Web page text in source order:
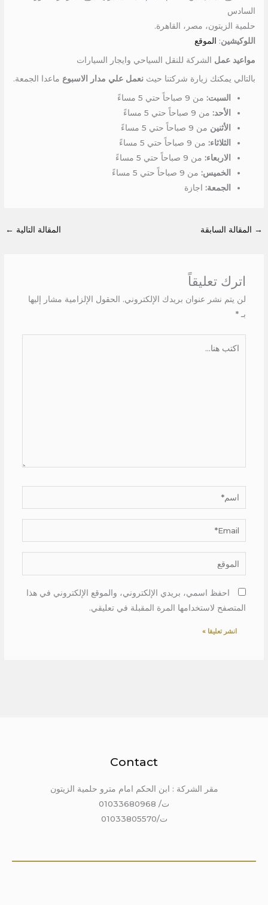
السادس
حلمية الزيتون، مصر، القاهرة.
اللوكيشين: الموقع
مواعيد عمل الشركة للنقل السياحي وايجار السيارات
بالتالي يمكنك زيارة شركتنا حيثنعمل علي مدار الاسبوع ماعدا الجمعة.
السبت: من 9 صباحاً حتي 5 مساءً
الأحد: من 9 صباحاً حتي 5 مساءً
الأثنين من 9 صباحاً حتي 5 مساءً
الثلاثاء: من 9 صباحاً حتي 5 مساءً
الاربعاء: من 9 صباحاً حتي 5 مساءً
الخميس: من 9 صباحاً حتي 5 مساءً
الجمعة: اجازة
→ المقالة السابقة المقالة التالية ←
اترك تعليقاً
لن يتم نشر عنوان بريدك الإلكتروني. الحقول الإلزامية مشار إليها
بـ *
اسم*
Email*
الموقع
احفظ اسمي، بريدي الإلكتروني، والموقع الإلكتروني في هذا
المتصفح لاستخدامها المرة المقبلة في تعليقي.
Contact
مقر الشركة : ابن الحكم امام مترو حلمية الزيتون
ت/ 01033680968
ت/01033805570